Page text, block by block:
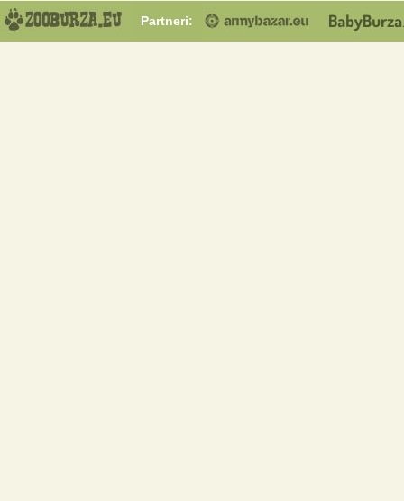
Partneri: